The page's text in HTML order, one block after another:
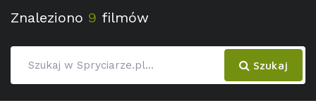
Znaleziono 9 filmów
Szukaj